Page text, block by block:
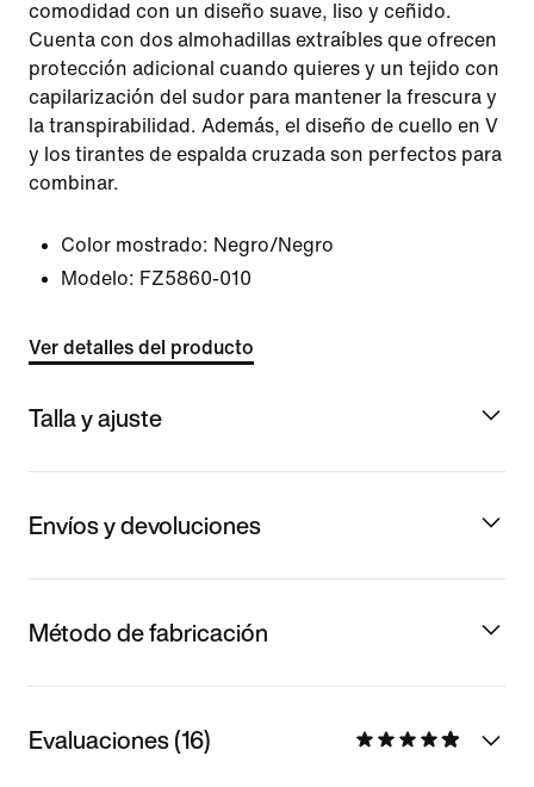
comodidad con un diseño suave, liso y ceñido.
Cuenta con dos almohadillas extraíbles que ofrecen
protección adicional cuando quieres y un tejido con
capilarización del sudor para mantener la frescura y
la transpirabilidad. Además, el diseño de cuello en V
y los tirantes de espalda cruzada son perfectos para
combinar.
Color mostrado: Negro/Negro
Modelo: FZ5860-010
Ver detalles del producto
Talla y ajuste
Envíos y devoluciones
Método de fabricación
Evaluaciones (16)